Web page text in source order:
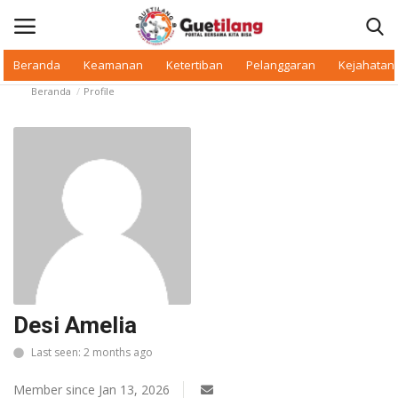
Beranda Keamanan Ketertiban Pelanggaran Kejahatan
Daerah
Makan Bergizi
Warkop Digital
Pelanggaran
Ketertiban
Beranda Profile
Desi Amelia
Last seen: 2 months ago
Member since Jan 13, 2026